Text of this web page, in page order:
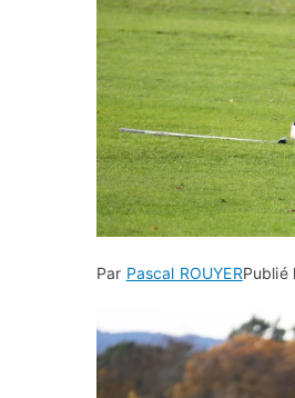
Par Pascal ROUYERPublié